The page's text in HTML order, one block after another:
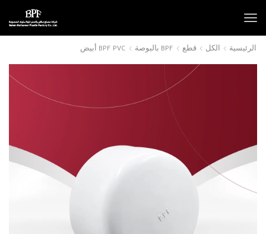
الرئيسية الكل قطع BPF بالبوصة BPF PVC أبيض